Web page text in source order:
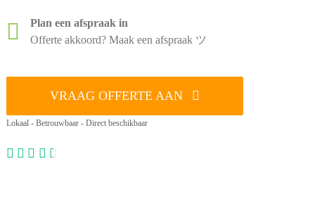
Plan een afspraak in
Offerte akkoord? Maak een afspraak ツ
VRAAG OFFERTE AAN
Lokaal - Betrouwbaar - Direct beschikbaar